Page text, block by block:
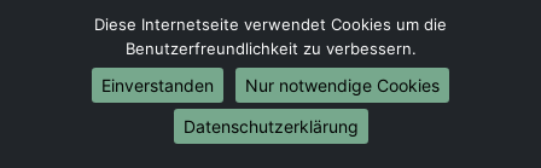
Umzug von Wuppertal nach Essen
Umzug von Wuppertal nach Bremen
Umzug von Wuppertal nach Dresden
Umzug von Wuppertal nach Hannover
Umzug von Wuppertal nach Nürnberg
Diese Internetseite verwendet Cookies um die
Benutzerfreundlichkeit zu verbessern.
Einverstanden
Nur notwendige Cookies
Datenschutzerklärung